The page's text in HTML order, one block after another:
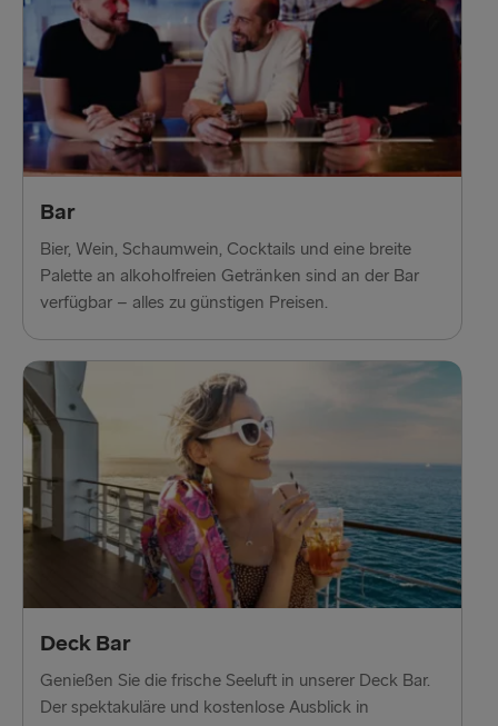
Bar
Bier, Wein, Schaumwein, Cocktails und eine breite
Palette an alkoholfreien Getränken sind an der Bar
verfügbar – alles zu günstigen Preisen.
Deck Bar
Genießen Sie die frische Seeluft in unserer Deck Bar.
Der spektakuläre und kostenlose Ausblick in